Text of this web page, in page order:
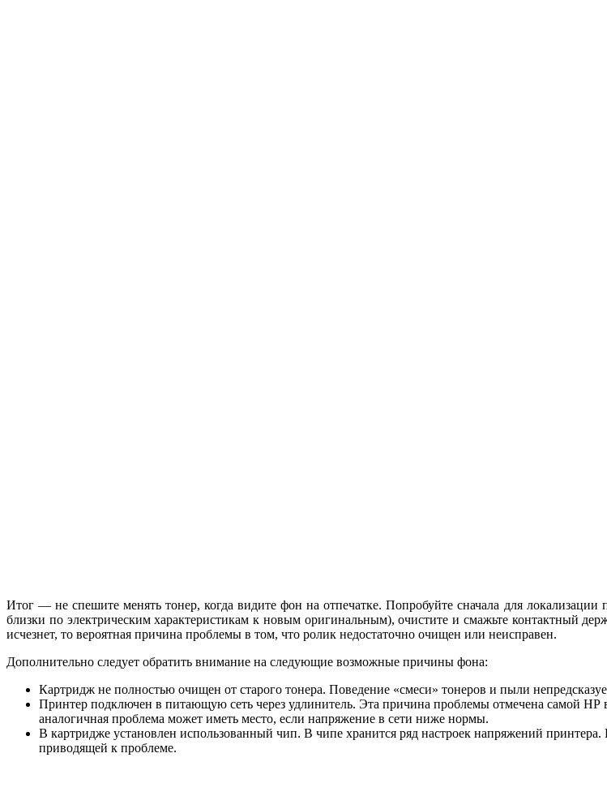
Итог — не спешите менять тонер, когда видите фон на отпечатке. Попробуйте сначала для
близки по электрическим характеристикам к новым оригинальным), очистите и смажьте контактный
исчезнет, то вероятная причина проблемы в том, что ролик недостаточно очищен или неисправен.
Дополнительно следует обратить внимание на следующие возможные причины фона:
Картридж не полностью очищен от старого тонера. Поведение «смеси» тонеров и пыли
Принтер подключен в питающую сеть через удлинитель. Эта причина проблемы отмечена самой НР
аналогичная проблема может иметь место, если напряжение в сети ниже нормы.
В картридже установлен использованный чип. В чипе хранится ряд настроек напряжений
приводящей к проблеме.